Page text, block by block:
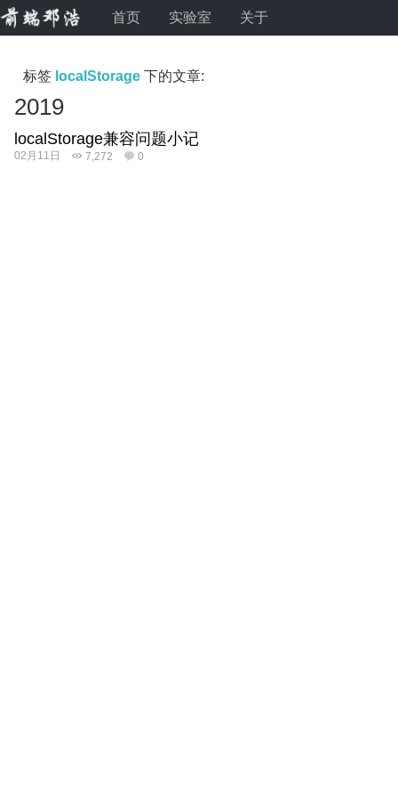
首页 实验室 关于
标签 localStorage 下的文章:
2019
localStorage兼容问题小记
02月11日 7,272 0